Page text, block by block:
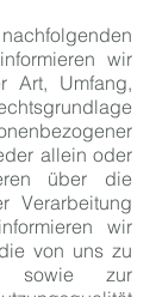
wir
Art, Umfang,
allein oder
über die
Verarbeitung
wir
von uns zu
sowie zur